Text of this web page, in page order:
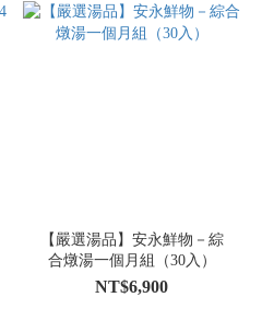
【嚴選湯品】安永鮮物－綜
合燉湯一個月組（30入）
NT$6,900